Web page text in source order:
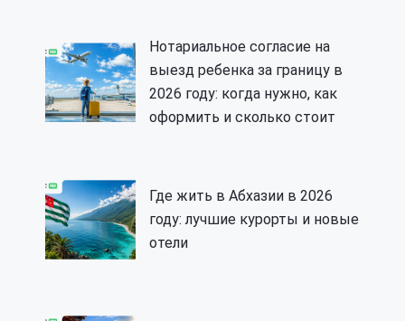
Нотариальное согласие на
выезд ребенка за границу в
2026 году: когда нужно, как
оформить и сколько стоит
Где жить в Абхазии в 2026
году: лучшие курорты и новые
отели